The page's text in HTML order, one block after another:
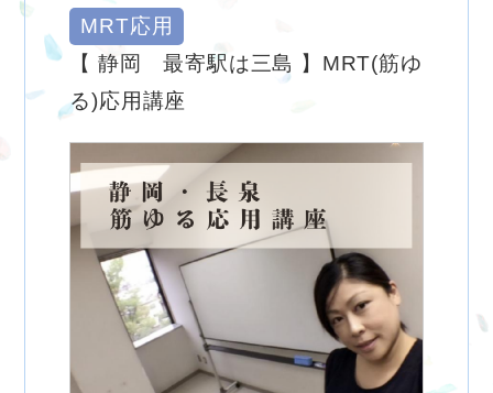
MRT応用
【 静岡 最寄駅は三島 】MRT(筋ゆ
る)応用講座